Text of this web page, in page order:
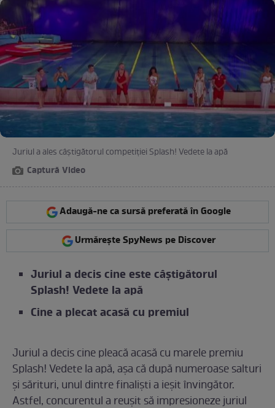
Juriul a ales câștigătorul competiției Splash! Vedete la apă
Captură Video
Adaugă-ne ca sursă preferată în Google
Urmărește SpyNews pe Discover
Juriul a decis cine este câștigătorul
Splash! Vedete la apă
Cine a plecat acasă cu premiul
Juriul a decis cine pleacă acasă cu marele premiu
Splash! Vedete la apă, așa că după numeroase salturi
și sărituri, unul dintre finaliști a ieșit învingător.
Astfel, concurentul a reușit să impresioneze juriul